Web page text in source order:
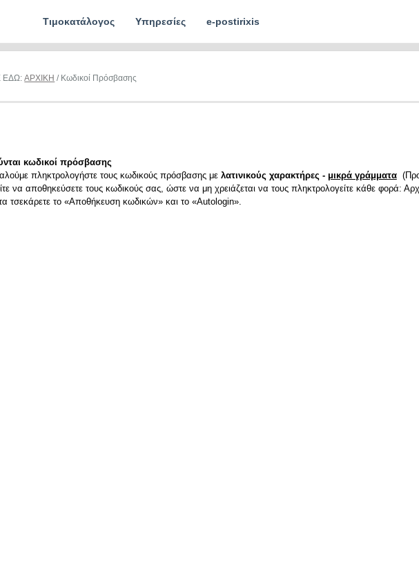
Τιμοκατάλογος Υπηρεσίες e-postirixis
ΕΔΩ:ΑΡΧΙΚΗ / Κωδικοί Πρόσβασης
κωδικοί πρόσβασης
πληκτρολογήστε τους κωδικούς πρόσβασης με λατινικούς χαρακτήρες - μικρά γράμματα
να αποθηκεύσετε τους κωδικούς σας, ώστε να μη χρειάζεται να τους πληκτρολογείτε κάθε φορά:
τσεκάρετε το «Αποθήκευση κωδικών» και το «Autologin».